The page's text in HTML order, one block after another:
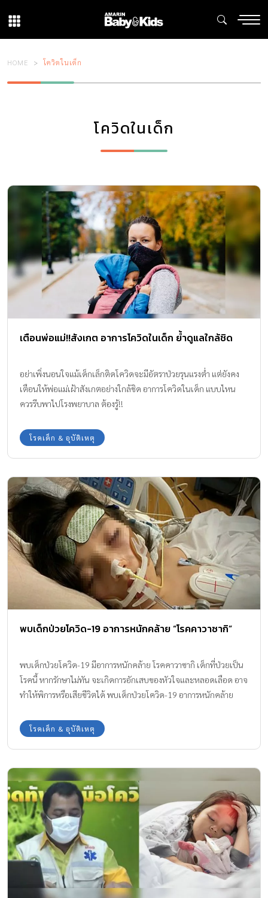
HOME โควิดในเด็ก
โควิดในเด็ก
เตือนพ่อแม่!!สังเกต อาการโควิดในเด็ก ย้ำดูแลใกล้ชิด
อย่าเพิ่งนอนใจแม้เด็กเล็กติดโควิดจะมีอัตราป่วยรุนแรงต่ำ แต่ยังคง
เตือนให้พ่อแม่เฝ้าสังเกตอย่างใกล้ชิด อาการโควิดในเด็ก แบบไหน
ควรรีบพาไปโรงพยาบาล ต้องรู้!!
โรคเด็ก & อุบัติเหตุ
พบเด็กป่วยโควิด-19 อาการหนักคล้าย “โรคคาวาซากิ”
พบเด็กป่วยโควิด-19 มีอาการหนักคล้าย โรคคาวาซากิ เด็กที่ป่วยเป็น
โรคนี้ หากรักษาไม่ทัน จะเกิดการอักเสบของหัวใจและหลอดเลือด อาจ
ทำให้พิการหรือเสียชีวิตได้ พบเด็กป่วยโควิด-19 อาการหนักคล้าย
เอชเอส ได้ออกมาเตือนว่า พบเด็กจำนวนหนึ่งพบว่าติดเชื้อไวรัสโค
วิด-19 ที่มีอาการหนัก ซึ่งอาการคล้ายคลึงกับโรคคาวาซากิ เป็นอย่าง
ไม่ทัน จะเกิดการอักเสบของหัวใจและหลอดเลือด ซึ่งอาจทำให้เกิดผล
ร้ายแรงตามมา ตั้งแต่ พิการตลอดชีวิต หรือเสียชีวิตได้ (อย่างไรก็ตาม
หาก โรคคาวาซากิ พบได้น้อยในผู้ใหญ่ และมีความรุนแรงของโรคน้อย
กว่าที่พบในเด็ก) จากรายงาน ได้พบผู้ป่วยเด็กมีอาการคล้ายกับโรคคา
วาซากิพร้อมทั้งพบว่าเด็กกลุ่มนี้ติดเชื้อโควิด-19 เพิ่มมากขึ้นใน
ประเทศอังกฤษ ฝรั่งเศส อเมริกา สเปน อิตาลี เด็กในกลุ่มนี้จะมีอาการ
มีไข้สูงลอย ตาแดง ลิ้นแดง ปวดท้องอย่างรุนแรง มีผื่นที่ผิวหนัง ในบาง
รายมีอาการทรุดหนักอย่างรวดเร็ว ต้องใส่ท่อช่วยหายใจ และหัวใจหยุด
เต้นต้องปั๊มหัวใจ หรือใช้เครื่อง ECMO (ปอดและหัวใจเทียม) แล้วใน
โรคเด็ก & อุบัติเหตุ